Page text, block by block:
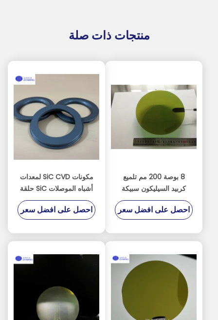
منتجات ذات صلة
8 بوصة 200 مم تلميع
كربيد السيليكون سبيكة
الركيزة سيك رقاقة أشباه
الموصلات
احصل على افضل سعر
مكونات SiC CVD لمعدات
أشباه الموصلات SiC حلقة
SiC SiC الكترود الجاف
الحفر
احصل على افضل سعر